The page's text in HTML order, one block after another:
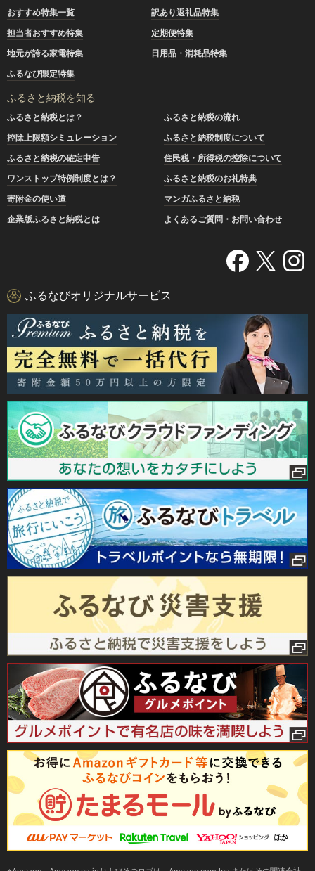
おすすめ特集一覧
訳あり返礼品特集
担当者おすすめ特集
定期便特集
地元が誇る家電特集
日用品・消耗品特集
ふるなび限定特集
ふるさと納税を知る
ふるさと納税とは？
ふるさと納税の流れ
控除上限額シミュレーション
ふるさと納税制度について
ふるさと納税の確定申告
住民税・所得税の控除について
ワンストップ特例制度とは？
ふるさと納税のお礼特典
寄附金の使い道
マンガふるさと納税
企業版ふるさと納税とは
よくあるご質問・お問い合わせ
ふるなびオリジナルサービス